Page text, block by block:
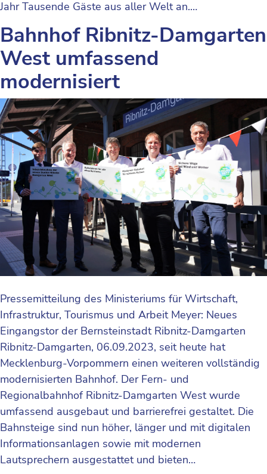
Jahr Tausende Gäste aus aller Welt an.…
Bahnhof Ribnitz-Damgarten
West umfassend
modernisiert
Pressemitteilung des Ministeriums für Wirtschaft,
Infrastruktur, Tourismus und Arbeit Meyer: Neues
Eingangstor der Bernsteinstadt Ribnitz-Damgarten
Ribnitz-Damgarten, 06.09.2023, seit heute hat
Mecklenburg-Vorpommern einen weiteren vollständig
modernisierten Bahnhof. Der Fern- und
Regionalbahnhof Ribnitz-Damgarten West wurde
umfassend ausgebaut und barrierefrei gestaltet. Die
Bahnsteige sind nun höher, länger und mit digitalen
Informationsanlagen sowie mit modernen
Lautsprechern ausgestattet und bieten…